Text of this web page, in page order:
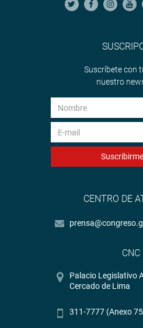
Suscríbete con
nuestro
Suscribirme
CENTRO DE
CNC
Palacio Legislativo
Cercado de Lima
311-7777 (Anexo